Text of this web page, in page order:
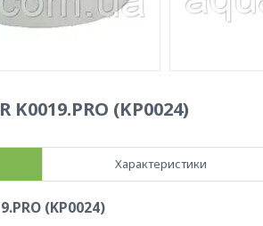
K0019.PRO (KP0024)
Характеристики
(KP0024)